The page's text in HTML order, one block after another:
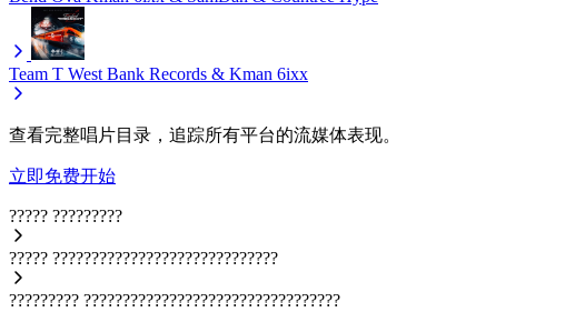
Team T West Bank Records & Kman 6ixx
查看完整唱片目录，追踪所有平台的流媒体表现。
立即免费开始
????? ?????????
????? ?????????????????????????????
????????? ?????????????????????????????????